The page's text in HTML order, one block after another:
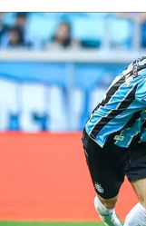
Por isso, a
atacante volte a
construir uma
Carlos
decisivo
O artilheiro
Bolívar, que